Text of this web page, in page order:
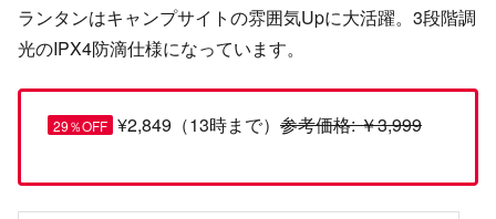
ランタンはキャンプサイトの雰囲気Upに大活躍。3段階調
光のIPX4防滴仕様になっています。
29％OFF ¥2,849（13時まで） 参考価格: ￥3,999